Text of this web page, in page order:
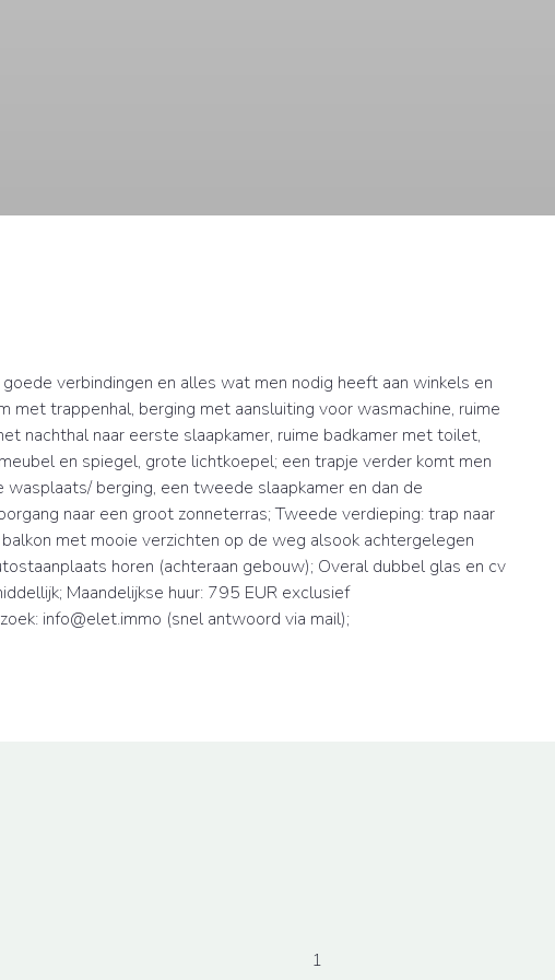
verbindingen en alles wat men nodig heeft aan winkels en
met trappenhal, berging met aansluiting voor wasmachine, ruime
nachthal naar eerste slaapkamer, ruime badkamer met toilet,
en spiegel, grote lichtkoepel; een trapje verder komt men
berging, een tweede slaapkamer en dan de
naar een groot zonneterras; Tweede verdieping: trap naar
met mooie verzichten op de weg alsook achtergelegen
horen (achteraan gebouw); Overal dubbel glas en cv
Maandelijkse huur: 795 EUR exclusief
info@elet.immo (snel antwoord via mail);
1